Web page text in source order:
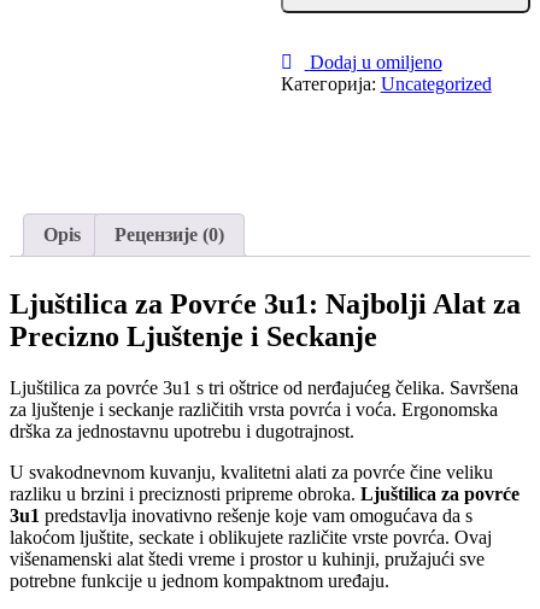
Dodaj u omiljeno
Категорија: Uncategorized
Opis Рецензије (0)
Ljuštilica za Povrće 3u1: Najbolji Alat za
Precizno Ljuštenje i Seckanje
Ljuštilica za povrće 3u1 s tri oštrice od nerđajućeg čelika. Savršena
za ljuštenje i seckanje različitih vrsta povrća i voća. Ergonomska
drška za jednostavnu upotrebu i dugotrajnost.
U svakodnevnom kuvanju, kvalitetni alati za povrće čine veliku
razliku u brzini i preciznosti pripreme obroka. Ljuštilica za povrće
3u1 predstavlja inovativno rešenje koje vam omogućava da s
lakoćom ljuštite, seckate i oblikujete različite vrste povrća. Ovaj
višenamenski alat štedi vreme i prostor u kuhinji, pružajući sve
potrebne funkcije u jednom kompaktnom uređaju.